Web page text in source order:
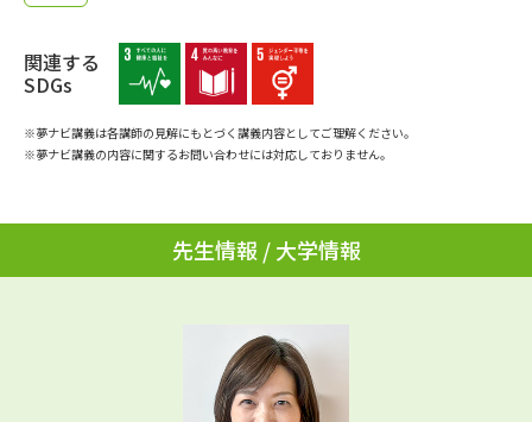
Ｑ＆Ａ よくあるご質問 大学進学IDについて
資料の料金の
受付内容・発送状況の確認
個人情報取扱規定
テレメール進学カタログ
関連する
SDGs
※夢ナビ講義は各講師の見解にもとづく講義内容としてご理解ください。
※夢ナビ講義の内容に関するお問い合わせには対応しておりません。
先生情報 / 大学情報